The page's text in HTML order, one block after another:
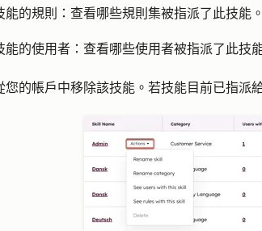
能的規則 ：查看哪些規則集被指派了此技能。
能的使用者 ：查看哪些使用者被指派了此技
您的帳戶中移除該技能。若技能目前已指派